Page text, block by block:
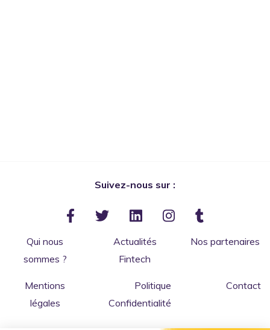
Suivez-nous sur :
Qui nous
sommes ?
Actualités
Fintech
Nos partenaires
Mentions
légales
Politique
Confidentialité
Contact